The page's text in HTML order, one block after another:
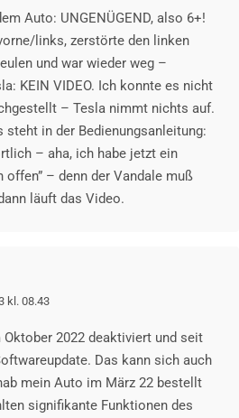
Auto: UNGENÜGEND, also 6+!
links, zerstörte den linken
und war wieder weg –
KEIN VIDEO. Ich konnte es nicht
– Tesla nimmt nichts auf.
steht in der Bedienungsanleitung:
– aha, ich habe jetzt ein
offen” – denn der Vandale muß
läuft das Video.
kl. 08.43
Oktober 2022 deaktiviert und seit
Das kann sich auch
mein Auto im März 22 bestellt
signifikante Funktionen des